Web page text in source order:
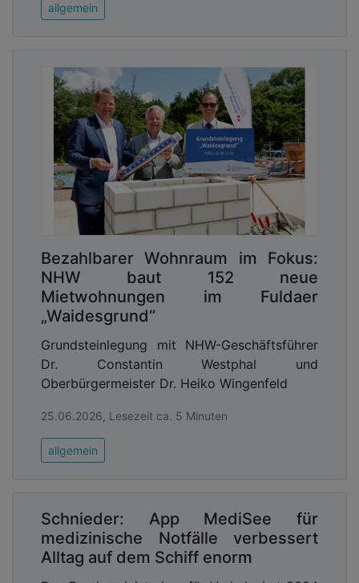
allgemein
Bezahlbarer Wohnraum im Fokus:
NHW baut 152 neue
Mietwohnungen im Fuldaer
„Waidesgrund“
Grundsteinlegung mit NHW-Geschäftsführer
Dr. Constantin Westphal und
Oberbürgermeister Dr. Heiko Wingenfeld
25.06.2026, Lesezeit ca. 5 Minuten
allgemein
Schnieder: App MediSee für
medizinische Notfälle verbessert
Alltag auf dem Schiff enorm